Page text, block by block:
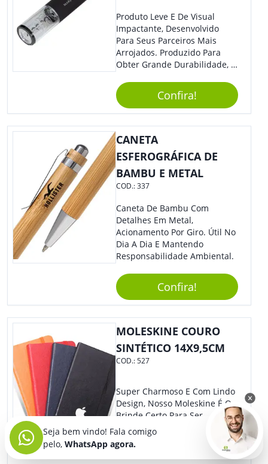
Produto Leve E De Visual
Impactante, Desenvolvido
Para Seus Parceiros Mais
Arrojados. Produzido Para
Obter Grande Durabilidade, É
Sua Marca De Forma Estilosa,
Agregando Valor Para Sua
Empresa Em Eventos.
Confira!
CANETA
ESFEROGRÁFICA DE
BAMBU E METAL
COD.:337
Caneta De Bambu Com
Detalhes Em Metal,
Acionamento Por Giro. Útil No
Dia A Dia E Mantendo
Responsabilidade Ambiental.
Confira!
MOLESKINE COURO
SINTÉTICO 14X9,5CM
COD.:527
Super Charmoso E Com Lindo
Design, Nosso Moleskine É O
Brinde Certo Para Ser
Personalizado Com Sua
Marca. A Capa Em Couro
Sintético É Resistente, E O
Seja bem vindo! Fala comigo
pelo, WhatsApp agora.